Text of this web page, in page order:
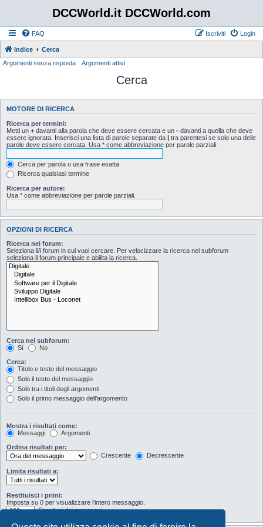
DCCWorld.it DCCWorld.com
FAQ Login
Iscriviti
Indice
Cerca
Argomenti senza risposta
Argomenti attivi
Cerca
MOTORE DI RICERCA
Ricerca per termini:
Metti un + davanti alla parola che deve essere cercata e un - davanti a quella che deve
essere ignorata. Inserisci una lista di parole separate da | tra parentesi se solo una delle
parole deve essere cercata. Usa * come abbreviazione per parole parziali.
Cerca per parola o usa frase esatta
Ricerca qualsiasi termine
Ricerca per autore:
Usa * come abbreviazione per parole parziali.
OPZIONI DI RICERCA
Ricerca nei forum:
Seleziona il/i forum in cui vuoi cercare. Per velocizzare la ricerca nei subforum
seleziona il forum principale e abilita la ricerca.
Cerca nei subforum:
Sì
No
Cerca:
Titolo e testo del messaggio
Solo il testo del messaggio
Solo tra i titoli degli argomenti
Solo il primo messaggio dell’argomento
Mostra i risultati come:
Messaggi
Argomenti
Ordina risultati per:
Crescente
Decrescente
Limita risultati a:
Restituisci i primi:
Imposta su 0 per visualizzare l’intero messaggio.
Caratteri dei messaggi